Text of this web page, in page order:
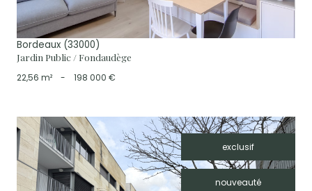
Bordeaux (33000)
Jardin Public / Fondaudège
22,56 m²
- 198 000 €
exclusif
nouveauté